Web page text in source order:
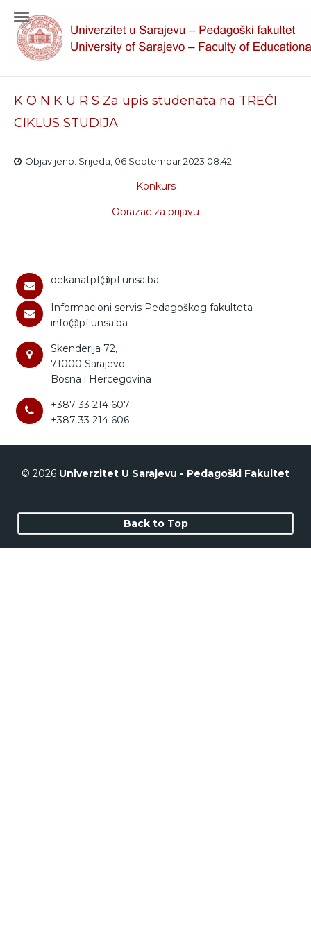
K O N K U R S Za upis studenata na TREĆI
CIKLUS STUDIJA
Objavljeno: Srijeda, 06 Septembar 2023 08:42
Konkurs
Obrazac za prijavu
dekanatpf@pf.unsa.ba
Informacioni servis Pedagoškog fakulteta
info@pf.unsa.ba
Skenderija 72,
71000 Sarajevo
Bosna i Hercegovina
+387 33 214 607
+387 33 214 606
© 2026 Univerzitet U Sarajevu - Pedagoški Fakultet
Back to Top